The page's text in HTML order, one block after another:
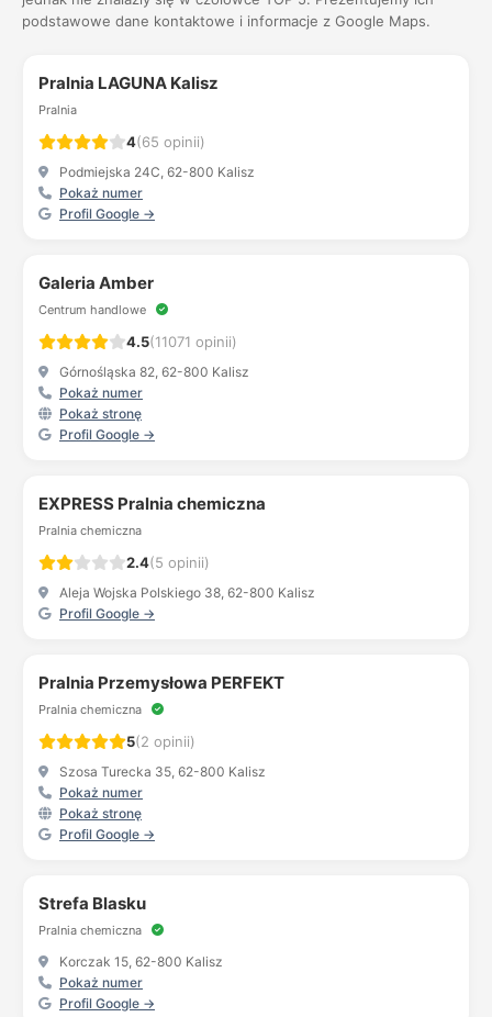
podstawowe dane kontaktowe i informacje z Google Maps.
Pralnia LAGUNA Kalisz
Pralnia
4(65 opinii)
Podmiejska 24C, 62-800 Kalisz
Pokaż numer
Profil Google →
Galeria Amber
Centrum handlowe
4.5(11071 opinii)
Górnośląska 82, 62-800 Kalisz
Pokaż numer
Pokaż stronę
Profil Google →
EXPRESS Pralnia chemiczna
Pralnia chemiczna
2.4(5 opinii)
Aleja Wojska Polskiego 38, 62-800 Kalisz
Profil Google →
Pralnia Przemysłowa PERFEKT
Pralnia chemiczna
5(2 opinii)
Szosa Turecka 35, 62-800 Kalisz
Pokaż numer
Pokaż stronę
Profil Google →
Strefa Blasku
Pralnia chemiczna
Korczak 15, 62-800 Kalisz
Pokaż numer
Profil Google →